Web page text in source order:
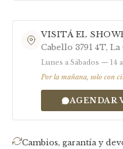
VISITÁ EL
Cabello 3791 4T,
Lunes a Sábados — 14
Por la mañana, solo con
AGENDAR
Cambios, garantía y